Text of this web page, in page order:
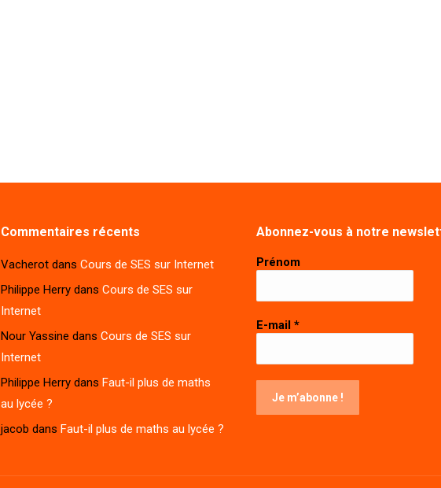
Commentaires récents
Vacherot dans Cours de SES sur Internet
Philippe Herry dans Cours de SES sur
Internet
Nour Yassine dans Cours de SES sur
Internet
Philippe Herry dans Faut-il plus de maths
au lycée ?
jacob dans Faut-il plus de maths au lycée ?
Abonnez-vous à notre
Prénom
E-mail *